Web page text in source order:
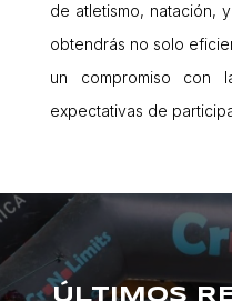
de atletismo, natación,
obtendrás no solo
un compromiso con
expectativas de
ÚLTIMOS